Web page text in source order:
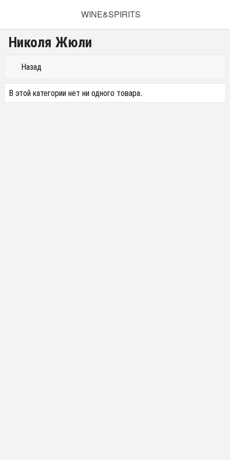
WINE&SPIRITS
Николя Жюли
Назад
В этой категории нет ни одного товара.